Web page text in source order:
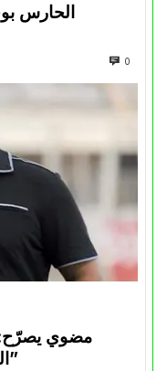
الحارس
0
مضوي يصرّح:
الجزائرية في المسابقات القارية”